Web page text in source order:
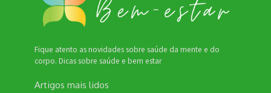
Fique atento as novidades sobre saúde da mente e do
corpo. Dicas sobre saúde e bem estar
Artigos mais lidos